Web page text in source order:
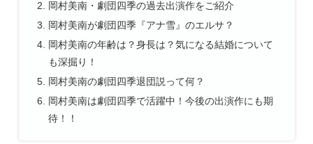
岡村美南・劇団四季の過去出演作をご紹介
岡村美南が劇団四季『アナ雪』のエルサ？
岡村美南の年齢は？身長は？気になる結婚について
も深掘り！
岡村美南の劇団四季退団説って何？
岡村美南は劇団四季で活躍中！今後の出演作にも期
待！！